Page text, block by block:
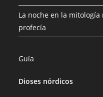
La noche en la
profecía
Guía
Dioses nórdicos